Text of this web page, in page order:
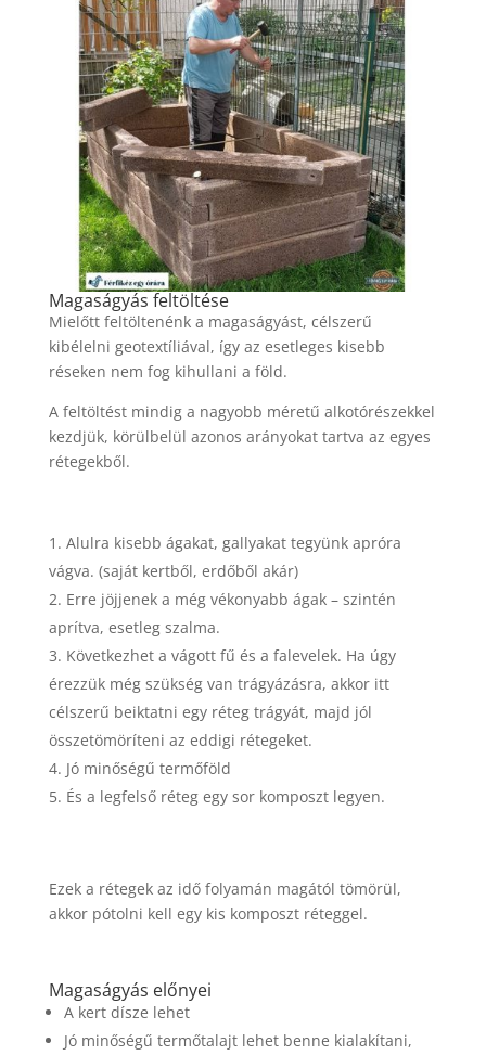
Magaságyás feltöltése
Mielőtt feltöltenénk a magaságyást, célszerű
kibélelni geotextíliával, így az esetleges kisebb
réseken nem fog kihullani a föld.
A feltöltést mindig a nagyobb méretű alkotórészekkel
kezdjük, körülbelül azonos arányokat tartva az egyes
rétegekből.
Alulra kisebb ágakat, gallyakat tegyünk apróra
vágva. (saját kertből, erdőből akár)
Erre jöjjenek a még vékonyabb ágak – szintén
aprítva, esetleg szalma.
Következhet a vágott fű és a falevelek. Ha úgy
érezzük még szükség van trágyázásra, akkor itt
célszerű beiktatni egy réteg trágyát, majd jól
összetömöríteni az eddigi rétegeket.
Jó minőségű termőföld
És a legfelső réteg egy sor komposzt legyen.
Ezek a rétegek az idő folyamán magától tömörül,
akkor pótolni kell egy kis komposzt réteggel.
Magaságyás előnyei
A kert dísze lehet
Jó minőségű termőtalajt lehet benne kialakítani,